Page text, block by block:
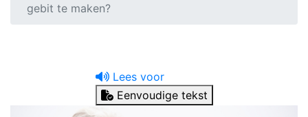
gebit te maken?
Lees voor
Eenvoudige tekst